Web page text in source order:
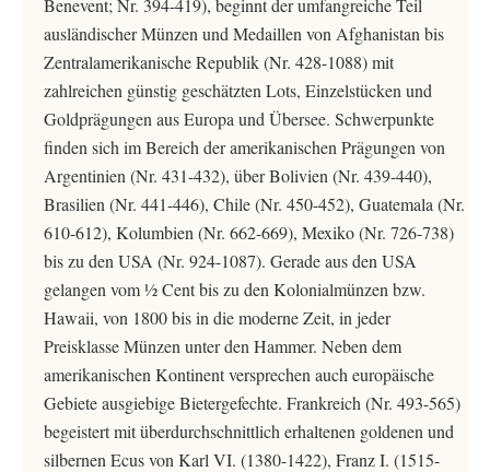
Benevent; Nr. 394-419), beginnt der umfangreiche Teil
ausländischer Münzen und Medaillen von Afghanistan bis
Zentralamerikanische Republik (Nr. 428-1088) mit
zahlreichen günstig geschätzten Lots, Einzelstücken und
Goldprägungen aus Europa und Übersee. Schwerpunkte
finden sich im Bereich der amerikanischen Prägungen von
Argentinien (Nr. 431-432), über Bolivien (Nr. 439-440),
Brasilien (Nr. 441-446), Chile (Nr. 450-452), Guatemala (Nr.
610-612), Kolumbien (Nr. 662-669), Mexiko (Nr. 726-738)
bis zu den USA (Nr. 924-1087). Gerade aus den USA
gelangen vom ½ Cent bis zu den Kolonialmünzen bzw.
Hawaii, von 1800 bis in die moderne Zeit, in jeder
Preisklasse Münzen unter den Hammer. Neben dem
amerikanischen Kontinent versprechen auch europäische
Gebiete ausgiebige Bietergefechte. Frankreich (Nr. 493-565)
begeistert mit überdurchschnittlich erhaltenen goldenen und
silbernen Ecus von Karl VI. (1380-1422), Franz I. (1515-